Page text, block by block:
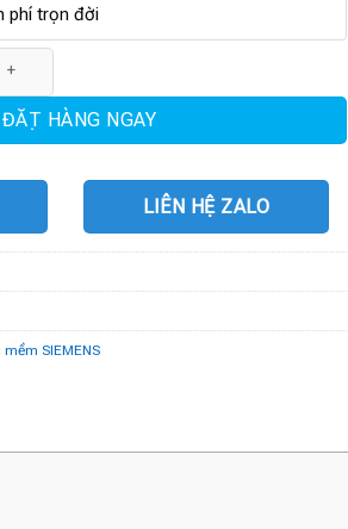
phí trọn đời
ĐẶT HÀNG NGAY
LIÊN HỆ ZALO
mềm SIEMENS